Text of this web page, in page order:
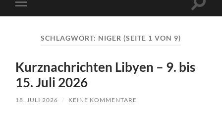
Mobile-
Menü
SCHLAGWORT: NIGER (SEITE 1 VON 9)
Kurznachrichten Libyen – 9. bis
15. Juli 2026
18. JULI 2026 / KEINE KOMMENTARE